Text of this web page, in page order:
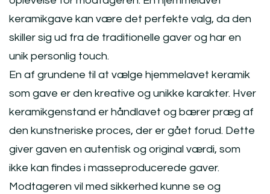
keramikgave kan være det perfekte valg, da den
skiller sig ud fra de traditionelle gaver og har en
unik personlig touch.
En af grundene til at vælge hjemmelavet keramik
som gave er den kreative og unikke karakter. Hver
keramikgenstand er håndlavet og bærer præg af
den kunstneriske proces, der er gået forud. Dette
giver gaven en autentisk og original værdi, som
ikke kan findes i masseproducerede gaver.
Modtageren vil med sikkerhed kunne se og